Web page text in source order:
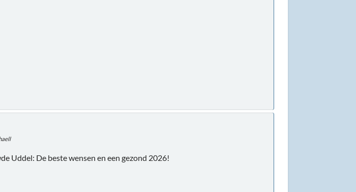
Uddel: De beste wensen en een gezond 2026!